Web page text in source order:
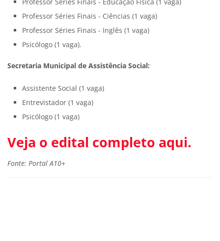
Professor Séries Finais - Ciências (1 vaga)
Professor Séries Finais - Inglês (1 vaga)
Psicólogo (1 vaga).
Secretaria Municipal de Assistência Social:
Assistente Social (1 vaga)
Entrevistador (1 vaga)
Psicólogo (1 vaga)
Veja o edital completo aqui.
Fonte: Portal A10+